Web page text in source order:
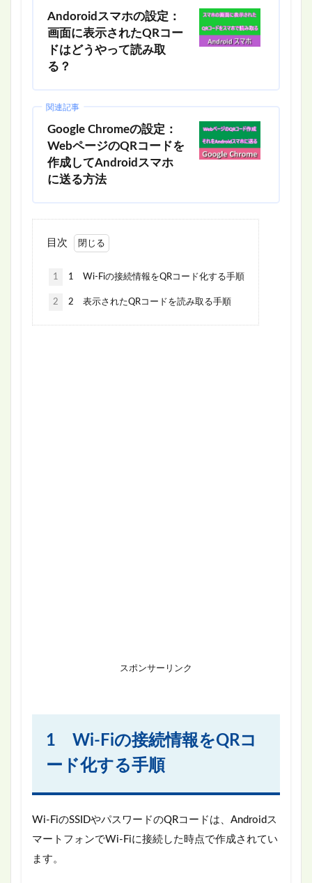
Andoroidスマホの設定：
画面に表示されたQRコー
ドはどうやって読み取
る？
関連記事
Google Chromeの設定：
WebページのQRコードを
作成してAndroidスマホ
に送る方法
目次
1 1 Wi-Fiの接続情報をQRコード化する手順
2 2 表示されたQRコードを読み取る手順
スポンサーリンク
1 Wi-Fiの接続情報をQRコ
ード化する手順
Wi-FiのSSIDやパスワードのQRコードは、Androidス
マートフォンでWi-Fiに接続した時点で作成されてい
ます。